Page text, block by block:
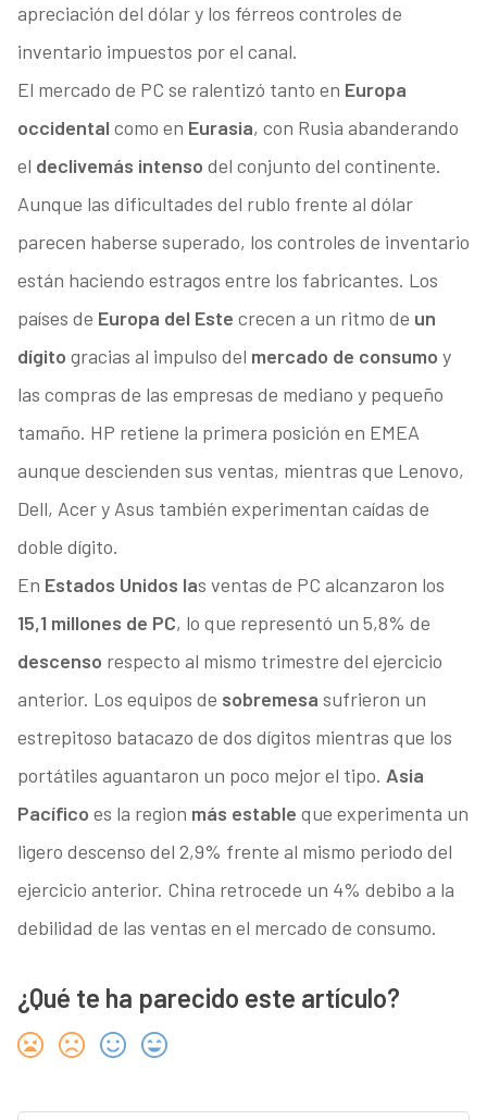
apreciación del dólar y los férreos controles de
inventario impuestos por el canal.
El mercado de PC se ralentizó tanto en Europa
occidental como en Eurasia, con Rusia abanderando
el declivemás intenso del conjunto del continente.
Aunque las dificultades del rublo frente al dólar
parecen haberse superado, los controles de inventario
están haciendo estragos entre los fabricantes. Los
países de Europa del Este crecen a un ritmo de un
dígito gracias al impulso del mercado de consumo y
las compras de las empresas de mediano y pequeño
tamaño. HP retiene la primera posición en EMEA
aunque descienden sus ventas, mientras que Lenovo,
Dell, Acer y Asus también experimentan caídas de
doble dígito.
En Estados Unidos las ventas de PC alcanzaron los
15,1 millones de PC, lo que representó un 5,8% de
descenso respecto al mismo trimestre del ejercicio
anterior. Los equipos de sobremesa sufrieron un
estrepitoso batacazo de dos dígitos mientras que los
portátiles aguantaron un poco mejor el tipo. Asia
Pacífico es la region más estable que experimenta un
ligero descenso del 2,9% frente al mismo periodo del
ejercicio anterior. China retrocede un 4% debibo a la
debilidad de las ventas en el mercado de consumo.
¿Qué te ha parecido este artículo?